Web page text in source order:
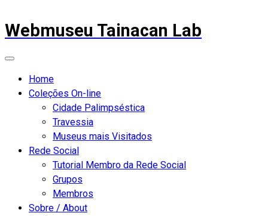
Webmuseu Tainacan Lab
Home
Coleções On-line
Cidade Palimpséstica
Travessia
Museus mais Visitados
Rede Social
Tutorial Membro da Rede Social
Grupos
Membros
Sobre / About